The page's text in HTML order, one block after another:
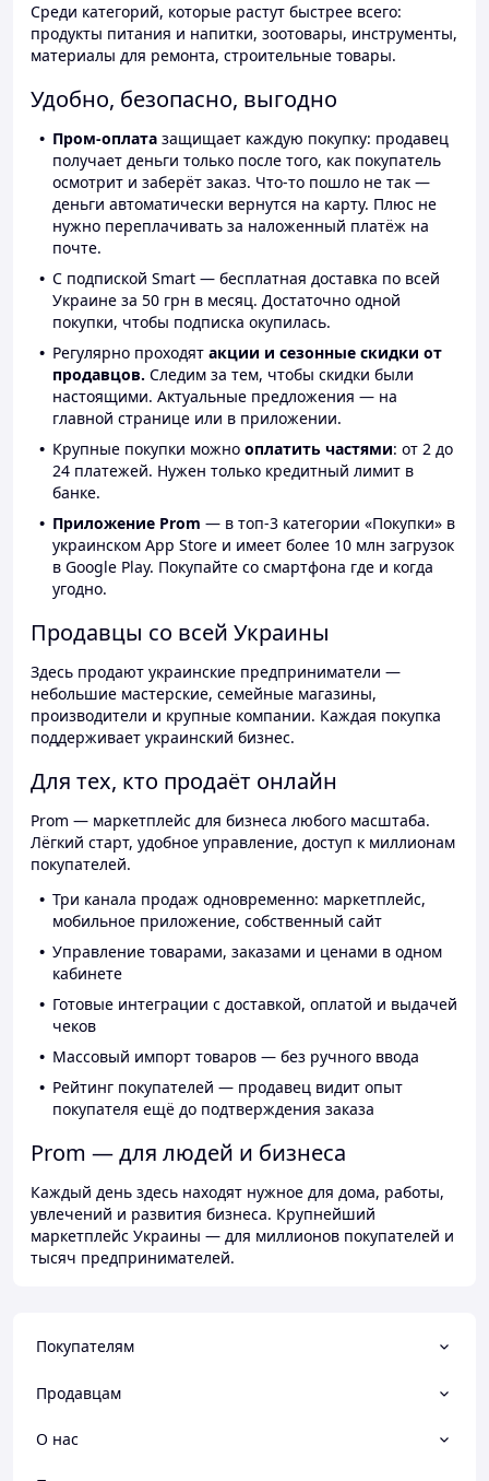
Среди категорий, которые растут быстрее всего:
продукты питания и напитки, зоотовары, инструменты,
материалы для ремонта, строительные товары.
Удобно, безопасно, выгодно
Пром-оплата защищает каждую покупку: продавец
получает деньги только после того, как покупатель
осмотрит и заберёт заказ. Что-то пошло не так —
деньги автоматически вернутся на карту. Плюс не
нужно переплачивать за наложенный платёж на
почте.
С подпиской Smart — бесплатная доставка по всей
Украине за 50 грн в месяц. Достаточно одной
покупки, чтобы подписка окупилась.
Регулярно проходят акции и сезонные скидки от
продавцов. Следим за тем, чтобы скидки были
настоящими. Актуальные предложения — на
главной странице или в приложении.
Крупные покупки можно оплатить частями: от 2 до
24 платежей. Нужен только кредитный лимит в
банке.
Приложение Prom — в топ-3 категории «Покупки» в
украинском App Store и имеет более 10 млн загрузок
в Google Play. Покупайте со смартфона где и когда
угодно.
Продавцы со всей Украины
Здесь продают украинские предприниматели —
небольшие мастерские, семейные магазины,
производители и крупные компании. Каждая покупка
поддерживает украинский бизнес.
Для тех, кто продаёт онлайн
Prom — маркетплейс для бизнеса любого масштаба.
Лёгкий старт, удобное управление, доступ к миллионам
покупателей.
Три канала продаж одновременно: маркетплейс,
мобильное приложение, собственный сайт
Управление товарами, заказами и ценами в одном
кабинете
Готовые интеграции с доставкой, оплатой и выдачей
чеков
Массовый импорт товаров — без ручного ввода
Рейтинг покупателей — продавец видит опыт
покупателя ещё до подтверждения заказа
Prom — для людей и бизнеса
Каждый день здесь находят нужное для дома, работы,
увлечений и развития бизнеса. Крупнейший
маркетплейс Украины — для миллионов покупателей и
тысяч предпринимателей.
Покупателям
Продавцам
О нас